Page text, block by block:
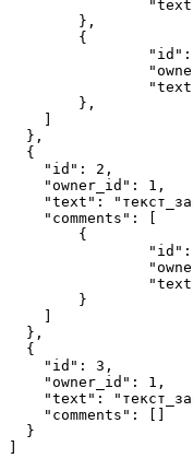
  },
  {
    "id": 2,
    "owner_id": 1,
"text":
    "comments": [
  },
  {
    "id": 3,
    "owner_id": 1,
"text":
    "comments": []
  }